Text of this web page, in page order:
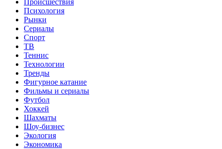
Психология
Рынки
Сериалы
Спорт
ТВ
Теннис
Технологии
Тренды
Фигурное катание
Фильмы и сериалы
Футбол
Хоккей
Шахматы
Шоу-бизнес
Экология
Экономика